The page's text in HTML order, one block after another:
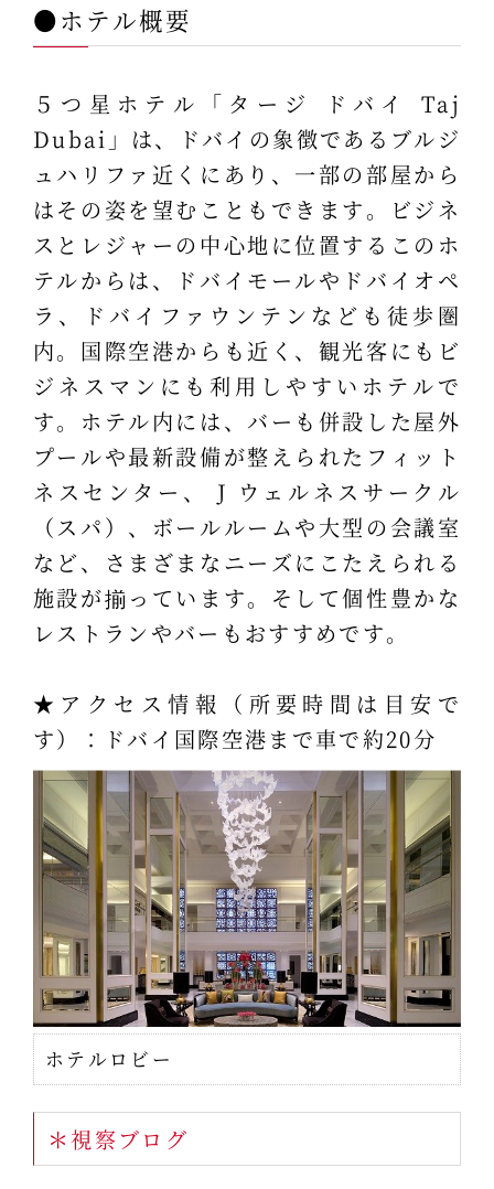
●ホテル概要
５つ星ホテル「タージ ドバイ Taj
Dubai」は、ドバイの象徴であるブルジ
ュハリファ近くにあり、一部の部屋から
はその姿を望むこともできます。ビジネ
スとレジャーの中心地に位置するこのホ
テルからは、ドバイモールやドバイオペ
ラ、ドバイファウンテンなども徒歩圏
内。国際空港からも近く、観光客にもビ
ジネスマンにも利用しやすいホテルで
す。ホテル内には、バーも併設した屋外
プールや最新設備が整えられたフィット
ネスセンター、 J ウェルネスサークル
（スパ）、ボールルームや大型の会議室
など、さまざまなニーズにこたえられる
施設が揃っています。そして個性豊かな
レストランやバーもおすすめです。
★アクセス情報（所要時間は目安で
す）：ドバイ国際空港まで車で約20分
ホテルロビー
＊視察ブログ